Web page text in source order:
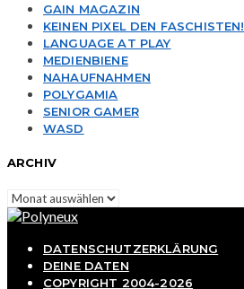
GAIN MAGAZIN
KEINEN PIXEL DEN FASCHISTEN!
LANGUAGE AT PLAY
MEDIENBIENE
NAHAUFNAHMEN
POLYGAMIA
SENIOR GAMER
WASD
ARCHIV
Archiv
DATENSCHUTZERKLÄRUNG
DEINE DATEN
COPYRIGHT 2004-2026